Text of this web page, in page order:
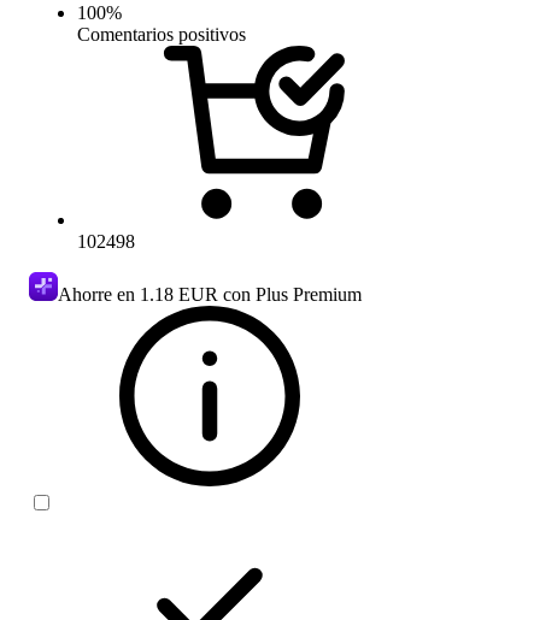
100%
Comentarios positivos
102498
Ahorre en 1.18 EUR con Plus Premium